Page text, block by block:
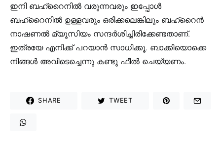
ഇനി ബഹ്‌റൈനിൽ വരുന്നവരും ഇപ്പോൾ
ബഹ്‌റൈനിൽ ഉള്ളവരും ഒരിക്കലെങ്കിലും ബഹ്‌റൈൻ
നാഷണൽ മ്യൂസിയം സന്ദർശിച്ചിരിക്കേണ്ടതാണ്.
ഇത്രയേ എനിക്ക് പറയാൻ സാധിക്കൂ. ബാക്കിയൊക്കെ
നിങ്ങൾ അവിടെച്ചെന്നു കണ്ടു ഫീൽ ചെയ്യണം.
SHARE TWEET